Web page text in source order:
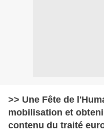
>> Une Fête de
mobilisation et
contenu du traité